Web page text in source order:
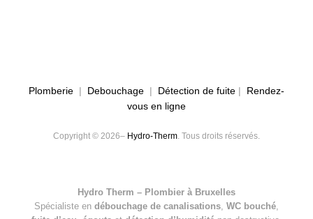
Plomberie | Debouchage | Détection de fuite | Rendez-
vous en ligne
Copyright © 2026– Hydro-Therm . Tous droits réservés.
Hydro Therm – Plombier à Bruxelles
Spécialiste en débouchage de canalisations WC bouché